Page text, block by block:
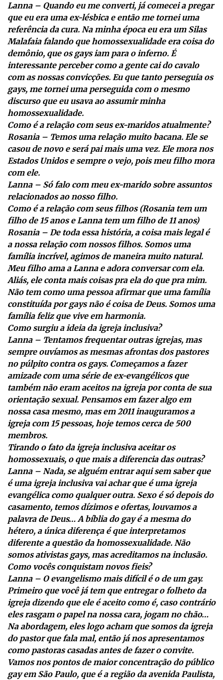
Lanna – Quando eu me converti, já comecei a pregar
que eu era uma ex-lésbica e então me tornei uma
referência da cura. Na minha época eu era um Silas
Malafaia falando que homossexualidade era coisa do
demônio, que os gays iam para o inferno. É
interessante perceber como a gente cai do cavalo
com as nossas convicções. Eu que tanto perseguia os
gays, me tornei uma perseguida com o mesmo
discurso que eu usava ao assumir minha
homossexualidade.
Como é a relação com seus ex-maridos atualmente?
Rosania – Temos uma relação muito bacana. Ele se
casou de novo e será pai mais uma vez. Ele mora nos
Estados Unidos e sempre o vejo, pois meu filho mora
com ele.
Lanna – Só falo com meu ex-marido sobre assuntos
relacionados ao nosso filho.
Como é a relação com seus filhos (Rosania tem um
filho de 15 anos e Lanna tem um filho de 11 anos)
Rosania – De toda essa história, a coisa mais legal é
a nossa relação com nossos filhos. Somos uma
família incrível, agimos de maneira muito natural.
Meu filho ama a Lanna e adora conversar com ela.
Aliás, ele conta mais coisas pra ela do que pra mim.
Não tem como uma pessoa afirmar que uma família
constituída por gays não é coisa de Deus. Somos uma
família feliz que vive em harmonia.
Como surgiu a ideia da igreja inclusiva?
Lanna – Tentamos frequentar outras igrejas, mas
sempre ouvíamos as mesmas afrontas dos pastores
no púlpito contra os gays. Começamos a fazer
amizade com uma série de ex-evangélicos que
também não eram aceitos na igreja por conta de sua
orientação sexual. Pensamos em fazer algo em
nossa casa mesmo, mas em 2011 inauguramos a
igreja com 15 pessoas, hoje temos cerca de 500
membros.
Tirando o fato da igreja inclusiva aceitar os
homossexuais, o que mais a diferencia das outras?
Lanna – Nada, se alguém entrar aqui sem saber que
é uma igreja inclusiva vai achar que é uma igreja
evangélica como qualquer outra. Sexo é só depois do
casamento, temos dízimos e ofertas, louvamos a
palavra de Deus… A bíblia do gay é a mesma do
hétero, a única diferença é que interpretamos
diferente a questão da homossexualidade. Não
somos ativistas gays, mas acreditamos na inclusão.
Como vocês conquistam novos fieis?
Lanna – O evangelismo mais difícil é o de um gay.
Primeiro que você já tem que entregar o folheto da
igreja dizendo que ele é aceito como é, caso contrário
eles rasgam o papel na nossa cara, jogam no chão…
Na abordagem, eles logo acham que somos da igreja
do pastor que fala mal, então já nos apresentamos
como pastoras casadas antes de fazer o convite.
Vamos nos pontos de maior concentração do público
gay em São Paulo, que é a região da avenida Paulista,